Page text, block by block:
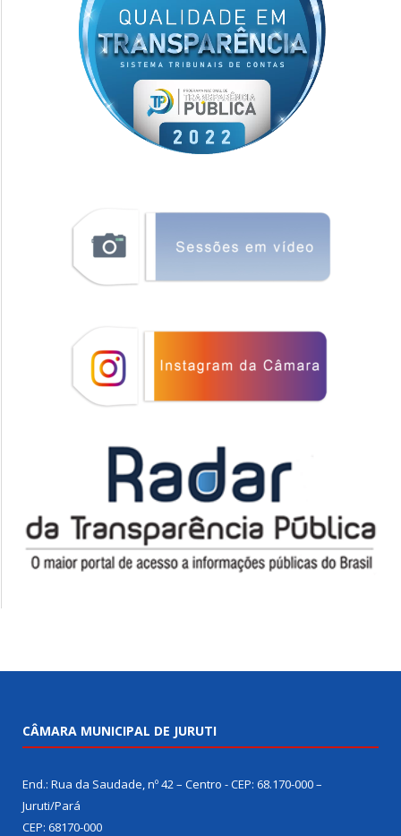
CÂMARA MUNICIPAL DE JURUTI
End.: Rua da Saudade, nº 42 – Centro - CEP: 68.170-000 –
Juruti/Pará
CEP: 68170-000